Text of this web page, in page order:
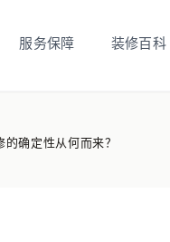
服务保障 装修百科
确定性从何而来？